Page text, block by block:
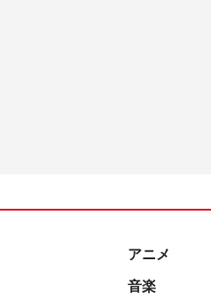
アニメ
音楽